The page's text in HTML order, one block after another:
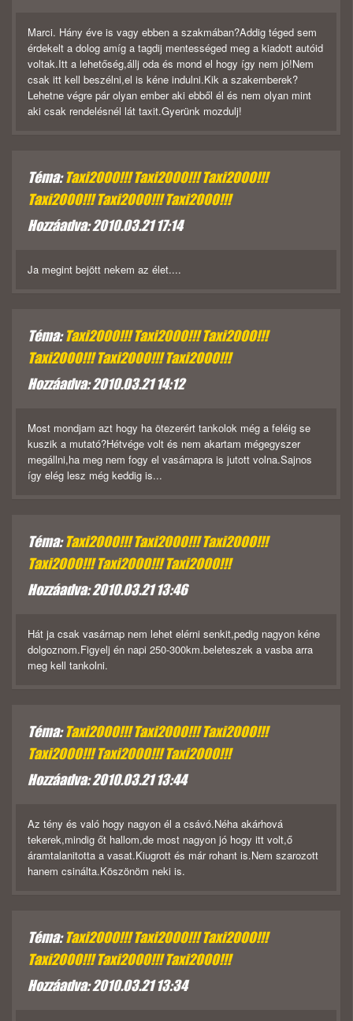
Marci. Hány éve is vagy ebben a szakmában?Addig téged sem
érdekelt a dolog amíg a tagdij mentességed meg a kiadott autóid
voltak.Itt a lehetőség,állj oda és mond el hogy így nem jó!Nem
csak itt kell beszélni,el is kéne indulni.Kik a szakemberek?
Lehetne végre pár olyan ember aki ebből él és nem olyan mint
aki csak rendelésnél lát taxit.Gyerünk mozdulj!
Téma:Taxi2000!!! Taxi2000!!! Taxi2000!!!
Taxi2000!!! Taxi2000!!! Taxi2000!!!
Hozzáadva: 2010.03.21 17:14
Ja megint bejött nekem az élet....
Téma:Taxi2000!!! Taxi2000!!! Taxi2000!!!
Taxi2000!!! Taxi2000!!! Taxi2000!!!
Hozzáadva: 2010.03.21 14:12
Most mondjam azt hogy ha ötezerért tankolok még a feléig se
kuszik a mutató?Hétvége volt és nem akartam mégegyszer
megállni,ha meg nem fogy el vasárnapra is jutott volna.Sajnos
így elég lesz még keddig is...
Téma:Taxi2000!!! Taxi2000!!! Taxi2000!!!
Taxi2000!!! Taxi2000!!! Taxi2000!!!
Hozzáadva: 2010.03.21 13:46
Hát ja csak vasárnap nem lehet elérni senkit,pedig nagyon kéne
dolgoznom.Figyelj én napi 250-300km.beleteszek a vasba arra
meg kell tankolni.
Téma:Taxi2000!!! Taxi2000!!! Taxi2000!!!
Taxi2000!!! Taxi2000!!! Taxi2000!!!
Hozzáadva: 2010.03.21 13:44
Az tény és való hogy nagyon él a csávó.Néha akárhová
tekerek,mindig őt hallom,de most nagyon jó hogy itt volt,ő
áramtalanitotta a vasat.Kiugrott és már rohant is.Nem szarozott
hanem csinálta.Köszönöm neki is.
Téma:Taxi2000!!! Taxi2000!!! Taxi2000!!!
Taxi2000!!! Taxi2000!!! Taxi2000!!!
Hozzáadva: 2010.03.21 13:34